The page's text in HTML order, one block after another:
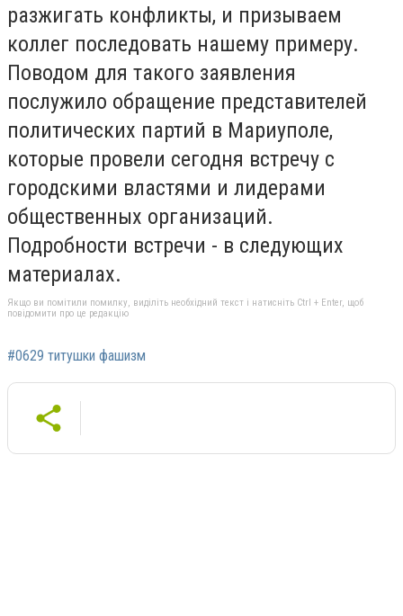
разжигать конфликты, и призываем
коллег последовать нашему примеру.
Поводом для такого заявления
послужило обращение представителей
политических партий в Мариуполе,
которые провели сегодня встречу с
городскими властями и лидерами
общественных организаций.
Подробности встречи - в следующих
материалах.
Якщо ви помітили помилку, виділіть необхідний текст і натисніть Ctrl + Enter, щоб
повідомити про це редакцію
#0629 титушки фашизм